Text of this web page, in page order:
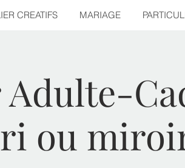
CREATIFS MARIAGE
ou